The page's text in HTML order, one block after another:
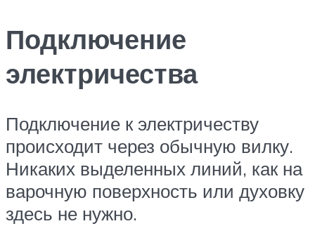
Подключение
электричества
Подключение к электричеству
происходит через обычную вилку.
Никаких выделенных линий, как на
варочную поверхность или духовку
здесь не нужно.